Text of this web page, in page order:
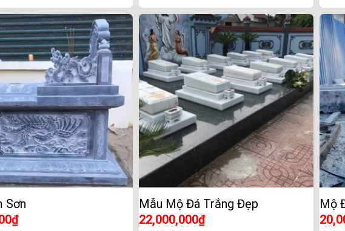
0
out
of
5
0
out
of
5
Sơn
₫
Mẫu Mộ Đá Trắng Đẹp
22,000,000₫
Mộ